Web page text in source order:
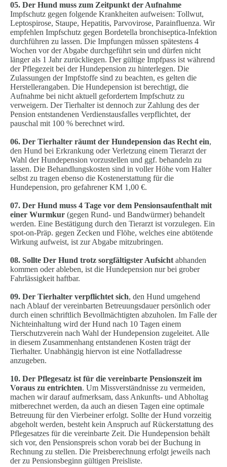
05. Der Hund muss zum Zeitpunkt der Aufnahme
Impfschutz gegen folgende Krankheiten aufweisen: Tollwut,
Leptospirose, Staupe, Hepatitis, Parvovirose, Parainfluenza. Wir
empfehlen Impfschutz gegen Bordetella bronchiseptica-Infektion
durchführen zu lassen. Die Impfungen müssen spätestens 4
Wochen vor der Abgabe durchgeführt sein und dürfen nicht
länger als 1 Jahr zurückliegen. Der gültige Impfpass ist während
der Pflegezeit bei der Hundepension zu hinterlegen. Die
Zulassungen der Impfstoffe sind zu beachten, es gelten die
Herstellerangaben. Die Hundepension ist berechtigt, die
Aufnahme bei nicht aktuell gefordertem Impfschutz zu
verweigern. Der Tierhalter ist dennoch zur Zahlung des der
Pension entstandenen Verdienstausfalles verpflichtet, der
pauschal mit 100 % berechnet wird.
06. Der Tierhalter räumt der Hundepension das Recht ein,
den Hund bei Erkrankung oder Verletzung einem Tierarzt der
Wahl der Hundepension vorzustellen und ggf. behandeln zu
lassen. Die Behandlungskosten sind in voller Höhe vom Halter
selbst zu tragen ebenso die Kostenerstattung für die
Hundepension, pro gefahrener KM 1,00 €.
07. Der Hund muss 4 Tage vor dem Pensionsaufenthalt mit
einer Wurmkur (gegen Rund- und Bandwürmer) behandelt
werden. Eine Bestätigung durch den Tierarzt ist vorzulegen. Ein
spot-on-Präp. gegen Zecken und Flöhe, welches eine abtötende
Wirkung aufweist, ist zur Abgabe mitzubringen.
08. Sollte Der Hund trotz sorgfältigster Aufsicht abhanden
kommen oder ableben, ist die Hundepension nur bei grober
Fahrlässigkeit haftbar.
09. Der Tierhalter verpflichtet sich, den Hund umgehend
nach Ablauf der vereinbarten Betreuungsdauer persönlich oder
durch einen schriftlich Bevollmächtigten abzuholen. Im Falle der
Nichteinhaltung wird der Hund nach 10 Tagen einem
Tierschutzverein nach Wahl der Hundepension zugeleitet. Alle
in diesem Zusammenhang entstandenen Kosten trägt der
Tierhalter. Unabhängig hiervon ist eine Notfalladresse
anzugeben.
10. Der Pflegesatz ist für die vereinbarte Pensionszeit im
Voraus zu entrichten. Um Missverständnisse zu vermeiden,
machen wir darauf aufmerksam, dass Ankunfts- und Abholtag
mitberechnet werden, da auch an diesen Tagen eine optimale
Betreuung für den Vierbeiner erfolgt. Sollte der Hund vorzeitig
abgeholt werden, besteht kein Anspruch auf Rückerstattung des
Pflegesatzes für die vereinbarte Zeit. Die Hundepension behält
sich vor, den Pensionspreis schon vorab bei der Buchung in
Rechnung zu stellen. Die Preisberechnung erfolgt jeweils nach
der zu Pensionsbeginn gültigen Preisliste.